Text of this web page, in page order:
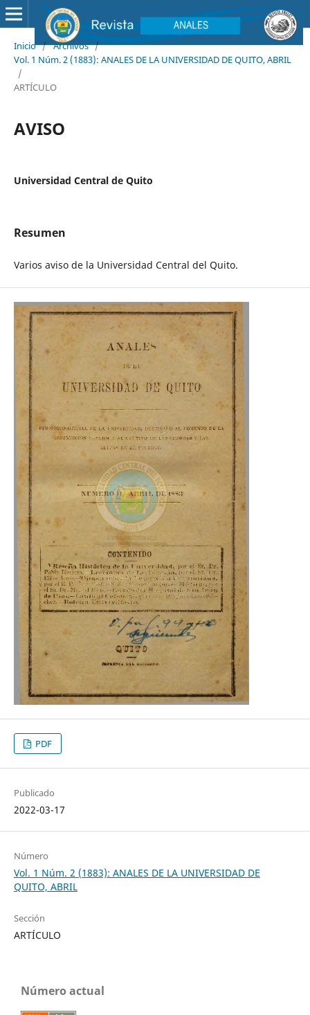
Inicio / Archivos /
Vol. 1 Núm. 2 (1883): ANALES DE LA UNIVERSIDAD DE QUITO, ABRIL
/
ARTÍCULO
AVISO
Universidad Central de Quito
Resumen
Varios aviso de la Universidad Central del Quito.
PDF
Publicado
2022-03-17
Número
Vol. 1 Núm. 2 (1883): ANALES DE LA UNIVERSIDAD DE
QUITO, ABRIL
Sección
ARTÍCULO
Número actual